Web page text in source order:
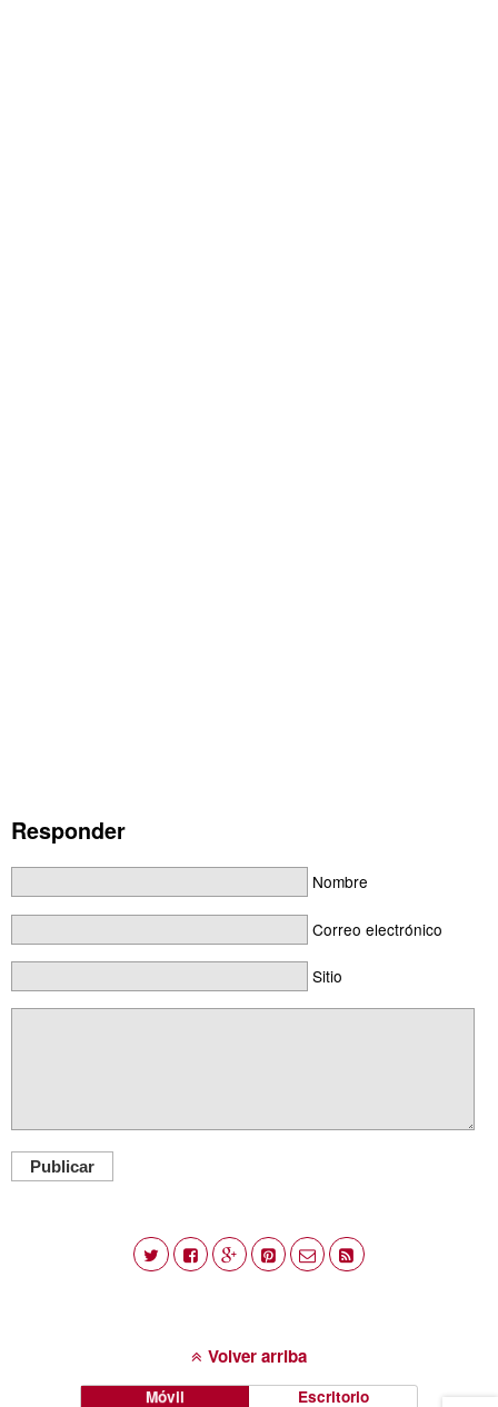
Responder
Nombre
Correo electrónico
Sitio
Publicar
Volver arriba
Móvil Escritorio